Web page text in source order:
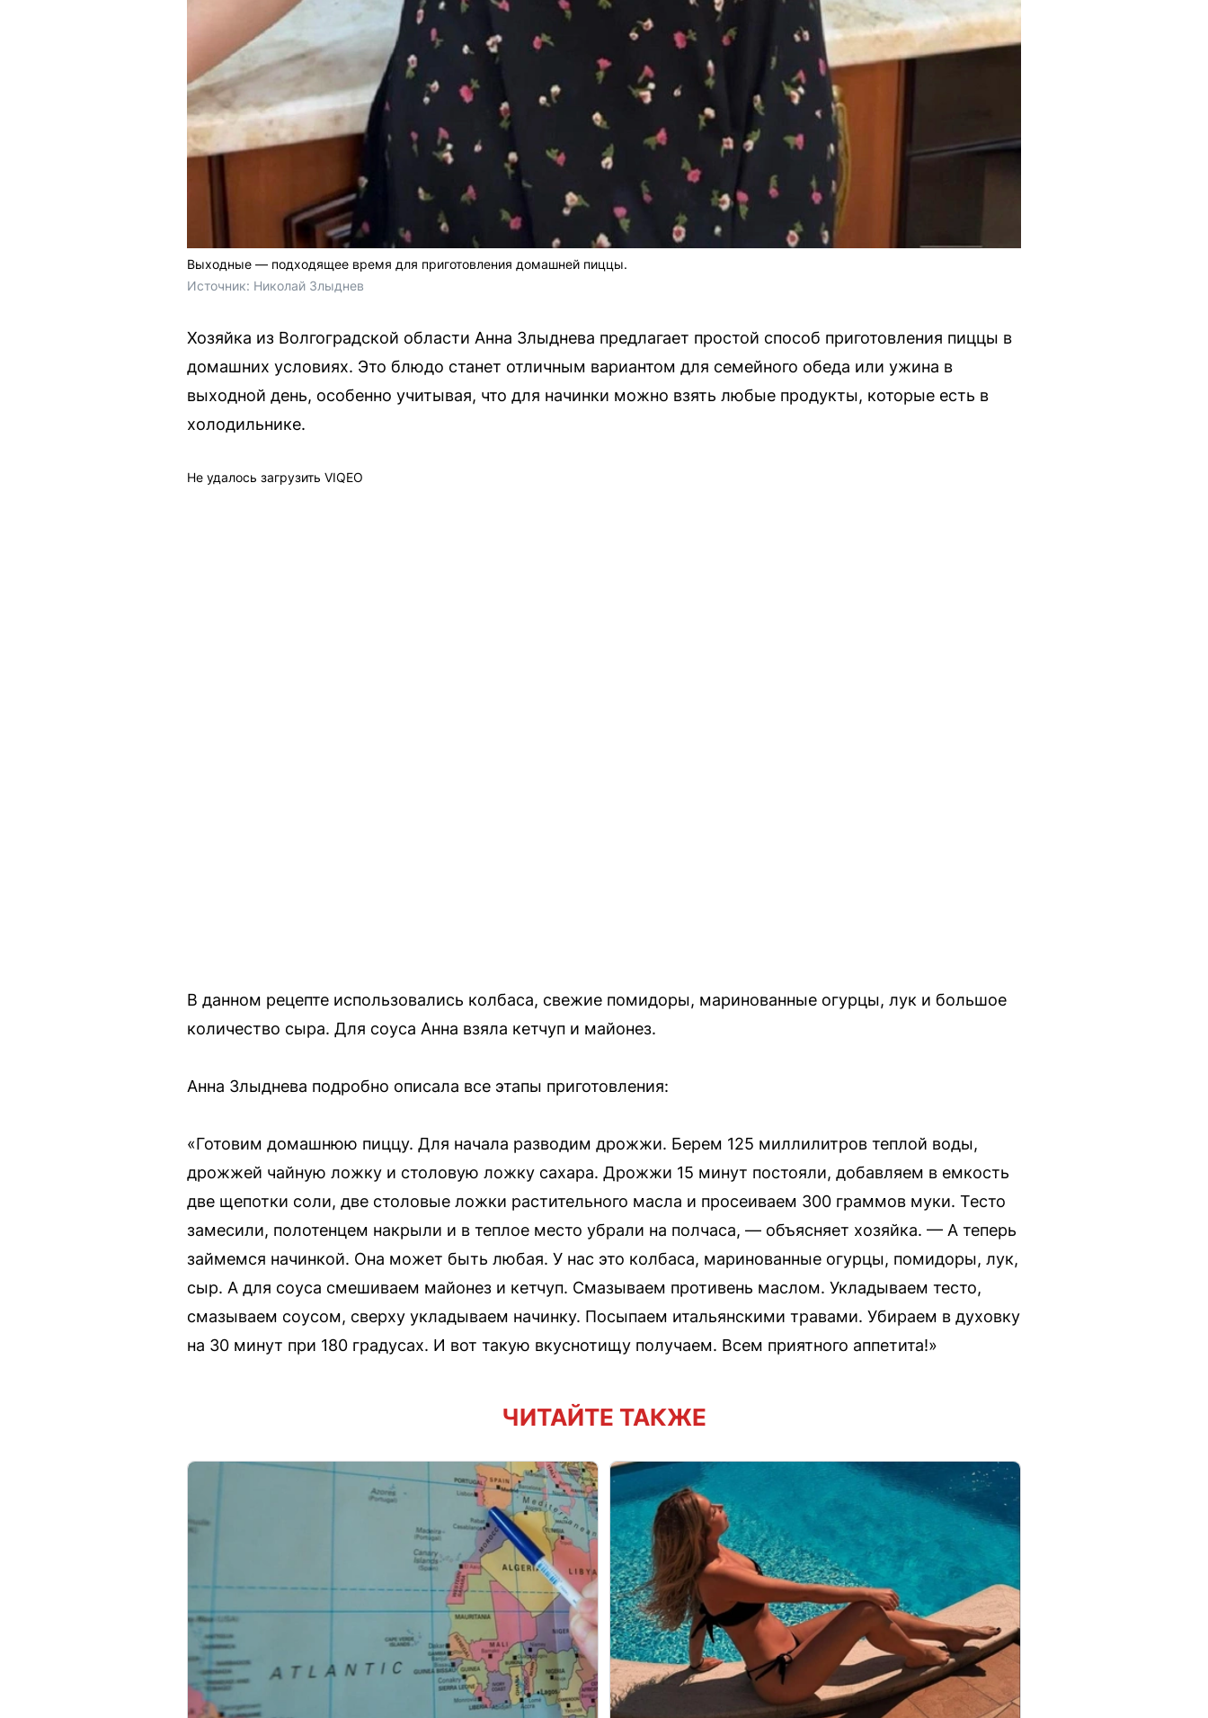
Выходные — подходящее время для приготовления домашней пиццы.
Источник: Николай Злыднев
Хозяйка из Волгоградской области Анна Злыднева предлагает простой способ приготовления пиццы в
домашних условиях. Это блюдо станет отличным вариантом для семейного обеда или ужина в
выходной день, особенно учитывая, что для начинки можно взять любые продукты, которые есть в
холодильнике.
Не удалось загрузить VIQEO
В данном рецепте использовались колбаса, свежие помидоры, маринованные огурцы, лук и большое
количество сыра. Для соуса Анна взяла кетчуп и майонез.
Анна Злыднева подробно описала все этапы приготовления:
«Готовим домашнюю пиццу. Для начала разводим дрожжи. Берем 125 миллилитров теплой воды,
дрожжей чайную ложку и столовую ложку сахара. Дрожжи 15 минут постояли, добавляем в емкость
две щепотки соли, две столовые ложки растительного масла и просеиваем 300 граммов муки. Тесто
замесили, полотенцем накрыли и в теплое место убрали на полчаса, — объясняет хозяйка. — А теперь
займемся начинкой. Она может быть любая. У нас это колбаса, маринованные огурцы, помидоры, лук,
сыр. А для соуса смешиваем майонез и кетчуп. Смазываем противень маслом. Укладываем тесто,
смазываем соусом, сверху укладываем начинку. Посыпаем итальянскими травами. Убираем в духовку
на 30 минут при 180 градусах. И вот такую вкуснотищу получаем. Всем приятного аппетита!»
ЧИТАЙТЕ ТАКЖЕ